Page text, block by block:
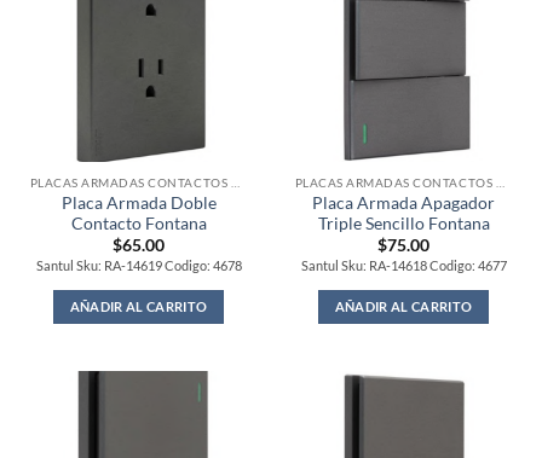
Placa Armada Doble
Contacto Fontana
$65.00
Santul Sku: RA-14619 Codigo: 4678
AÑADIR AL CARRITO
Placa Armada Apagador
Triple Sencillo Fontana
$75.00
Santul Sku: RA-14618 Codigo: 4677
AÑADIR AL CARRITO